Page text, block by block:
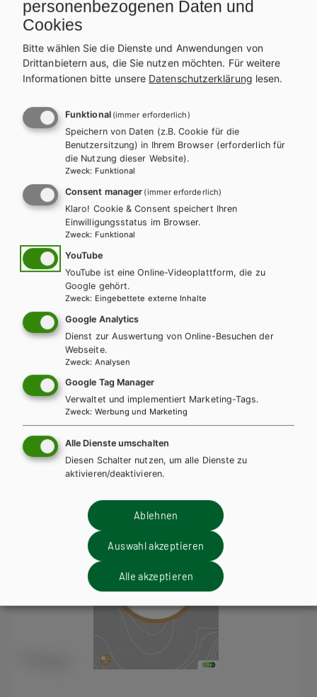
Weitere Bände dieser
Schulbuchreihe
BS KAUFMÄNNISCH
Netzwerk kompakt - Angewandte
Wirtschaftslehre für Büroberufe Band 1
Lehrbuch + E-Book
Lehrbuch E-Book Solo
personenbezogenen Daten und
Cookies
Bitte wählen Sie die Dienste und Anwendungen von
Drittanbietern aus, die Sie nutzen möchten. Für weitere
Informationen bitte unsere Datenschutzerklärung lesen.
Funktional (immer erforderlich)
Speichern von Daten (z.B. Cookie für die
Benutzersitzung) in Ihrem Browser (erforderlich für
die Nutzung dieser Website).
Zweck: Funktional
Consent manager (immer erforderlich)
Klaro! Cookie & Consent speichert Ihren
Einwilligungsstatus im Browser.
Zweck: Funktional
YouTube
YouTube ist eine Online-Videoplattform, die zu
Google gehört.
Zweck: Eingebettete externe Inhalte
Google Analytics
Dienst zur Auswertung von Online-Besuchen der
Webseite.
Zweck: Analysen
Google Tag Manager
Verwaltet und implementiert Marketing-Tags.
Zweck: Werbung und Marketing
Alle Dienste umschalten
Diesen Schalter nutzen, um alle Dienste zu
aktivieren/deaktivieren.
Ablehnen
Auswahl akzeptieren
Alle akzeptieren